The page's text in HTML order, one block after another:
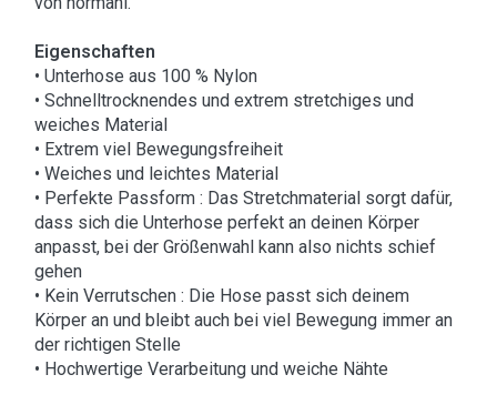
Eigenschaften
• Unterhose aus 100 % Nylon
• Schnelltrocknendes und extrem stretchiges und
weiches Material
• Extrem viel Bewegungsfreiheit
• Weiches und leichtes Material
• Perfekte Passform : Das Stretchmaterial sorgt dafür,
dass sich die Unterhose perfekt an deinen Körper
anpasst, bei der Größenwahl kann also nichts schief
gehen
• Kein Verrutschen : Die Hose passt sich deinem
Körper an und bleibt auch bei viel Bewegung immer an
der richtigen Stelle
• Hochwertige Verarbeitung und weiche Nähte